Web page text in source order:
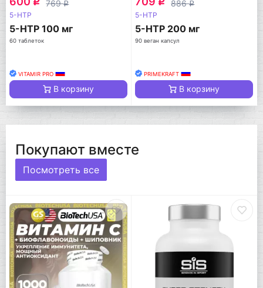
769q
5-HTP
5-HTP 100 мг
60 таблеток
VITAMIR PRO
В корзину
886q
5-HTP
5-HTP 200 мг
90 веган капсул
PRIMEKRAFT
В корзину
Покупают вместе
Посмотреть все